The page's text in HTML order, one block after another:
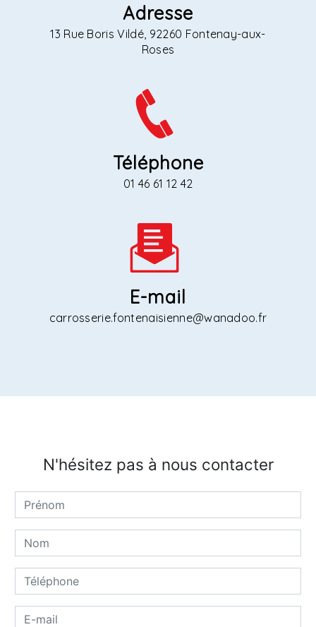
Adresse
13 Rue Boris Vildé, 92260 Fontenay-aux-
Roses
Téléphone
01 46 61 12 42
E-mail
carrosserie.fontenaisienne@wanadoo.fr
N'hésitez pas à nous contacter